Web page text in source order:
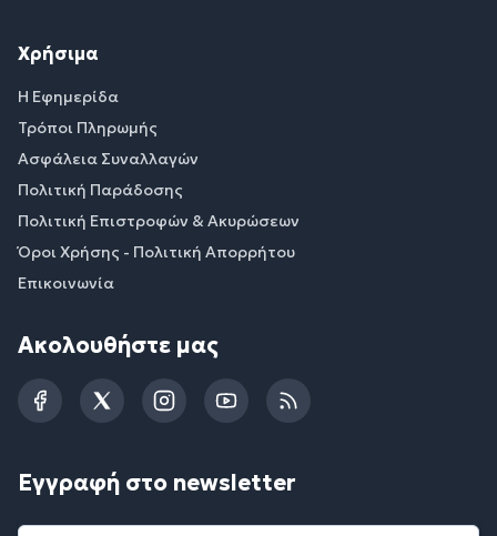
Χρήσιμα
Η Εφημερίδα
Τρόποι Πληρωμής
Ασφάλεια Συναλλαγών
Πολιτική Παράδοσης
Πολιτική Επιστροφών & Ακυρώσεων
Όροι Χρήσης - Πολιτική Απορρήτου
Επικοινωνία
Ακολουθήστε μας
FacebookTwitterInstagramYouTubeRSS
Εγγραφή στο newsletter